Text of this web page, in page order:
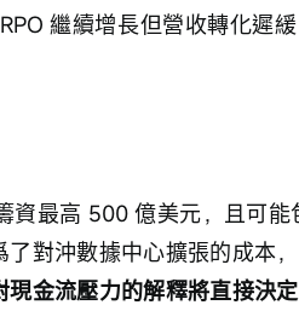
繼續增長但營收轉化遲
資最高 500 億美元，且可
對沖數據中心擴張的成本
金流壓力的解釋將直接決